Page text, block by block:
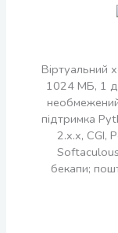
Віртуальний
1024 МБ, 1
підтримка
2.x.x, CGI,
бекапи;